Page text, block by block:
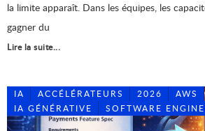
la limite apparaît. Dans les équipes, les
gagner du
Lire la suite...
IA ACCÉLÉRATEURS 2026
AWS
IA GÉNÉRATIVE
SOFTWARE